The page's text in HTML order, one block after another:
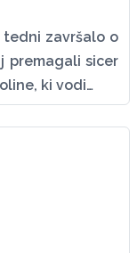
završalo o
premagali sicer
ki vodi…